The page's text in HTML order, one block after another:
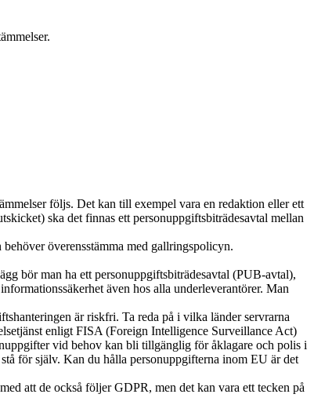
följs. Det kan till exempel vara en redaktion eller ett
ska det finnas ett personuppgiftsbiträdesavtal mellan
överensstämma med gallringspolicyn.
bör man ha ett personuppgiftsbiträdesavtal (PUB-avtal),
även hos alla underleverantörer. Man
är riskfri. Ta reda på i vilka länder servrarna
enligt FISA (Foreign Intelligence Surveillance Act)
vid behov kan bli tillgänglig för åklagare och polis i
för själv. Kan du hålla personuppgifterna inom EU är det
att de också följer GDPR, men det kan vara ett tecken på